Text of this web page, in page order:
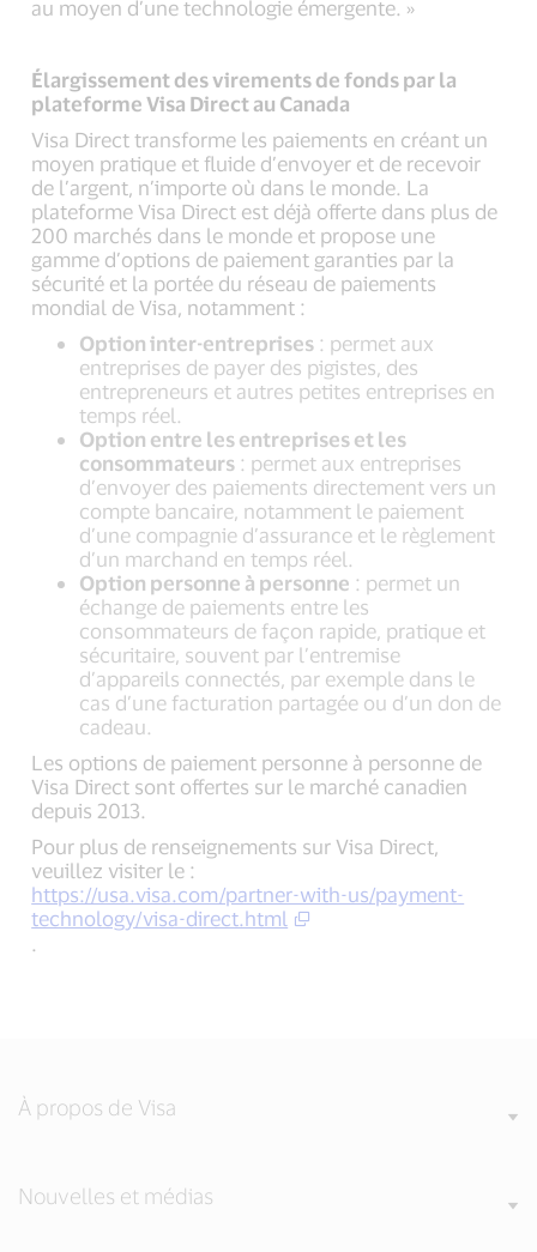
au moyen d’une technologie émergente. »
Élargissement des virements de fonds par la
plateforme Visa Direct au Canada
Visa Direct transforme les paiements en créant un
moyen pratique et fluide d’envoyer et de recevoir
de l’argent, n’importe où dans le monde. La
plateforme Visa Direct est déjà offerte dans plus de
200 marchés dans le monde et propose une
gamme d’options de paiement garanties par la
sécurité et la portée du réseau de paiements
mondial de Visa, notamment :
Option inter-entreprises : permet aux
entreprises de payer des pigistes, des
entrepreneurs et autres petites entreprises en
temps réel.
Option entre les entreprises et les
consommateurs : permet aux entreprises
d’envoyer des paiements directement vers un
compte bancaire, notamment le paiement
d’une compagnie d’assurance et le règlement
d’un marchand en temps réel.
Option personne à personne : permet un
échange de paiements entre les
consommateurs de façon rapide, pratique et
sécuritaire, souvent par l’entremise
d’appareils connectés, par exemple dans le
cas d’une facturation partagée ou d’un don de
cadeau.
Les options de paiement personne à personne de
Visa Direct sont offertes sur le marché canadien
depuis 2013.
Pour plus de renseignements sur Visa Direct,
veuillez visiter le :
https://usa.visa.com/partner-with-us/payment-
technology/visa-direct.html
.
À propos de Visa
Nouvelles et médias